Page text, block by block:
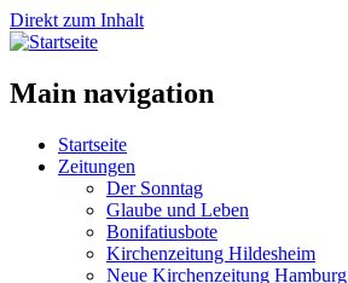
Direkt zum Inhalt
Main navigation
Startseite
Zeitungen
Der Sonntag
Glaube und Leben
Bonifatiusbote
Kirchenzeitung Hildesheim
Neue Kirchenzeitung Hamburg